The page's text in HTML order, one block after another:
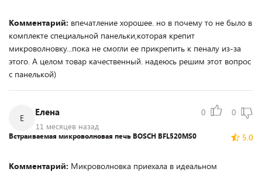
Комментарий: впечатление хорошее. но в почему то не было в
комплекте специальной панельки,которая крепит
микроволновку...пока не смогли ее прикрепить к пеналу из-за
этого. А целом товар качественный. надеюсь решим этот вопрос
с панелькой)
Е
Елена
11 месяцев назад
0 0
5.0
Встраиваемая микроволновая печь BOSCH BFL520MS0
Комментарий: Микроволновка приехала в идеальном